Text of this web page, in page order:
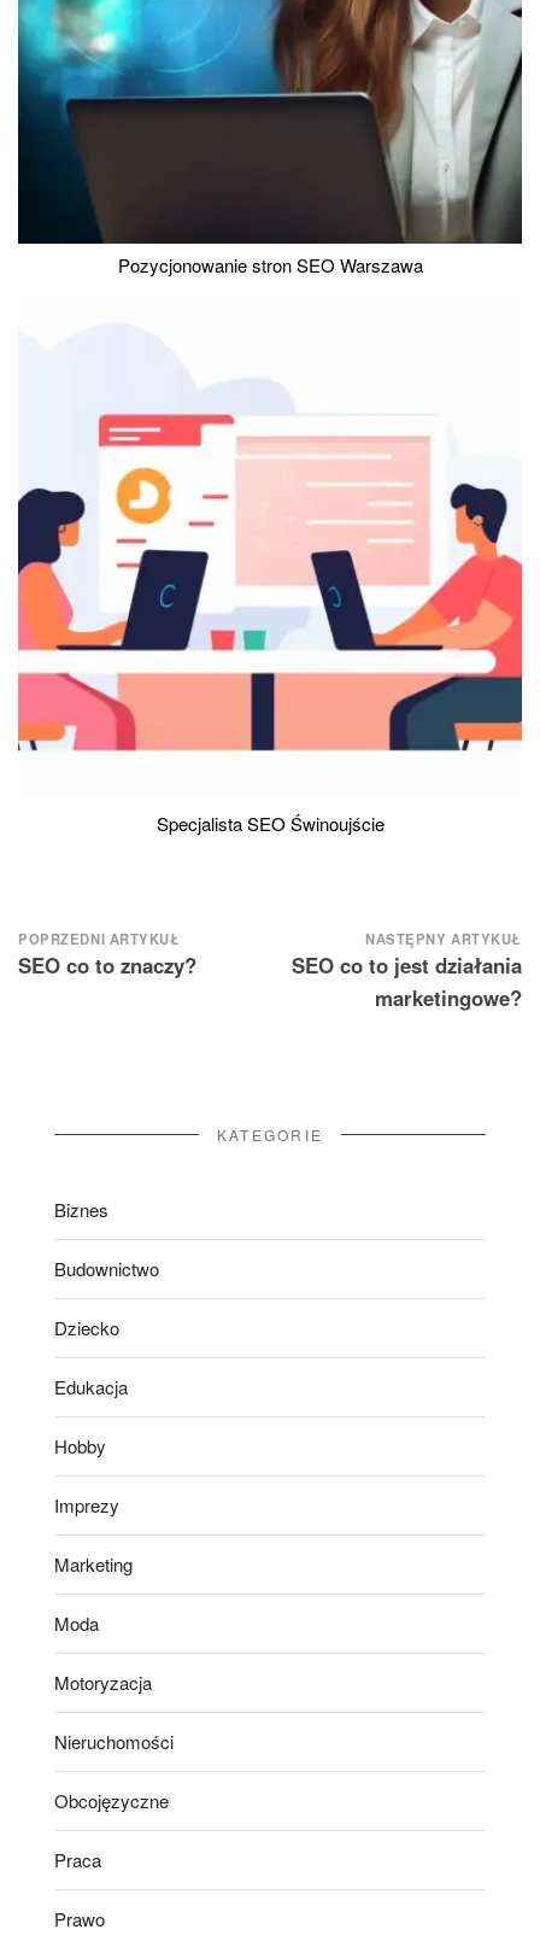
Pozycjonowanie stron SEO Warszawa
Specjalista SEO Świnoujście
Nawigacja
wpisu
POPRZEDNI ARTYKUŁ
SEO co to znaczy?
NASTĘPNY ARTYKUŁ
SEO co to jest działania
marketingowe?
KATEGORIE
Biznes
Budownictwo
Dziecko
Edukacja
Hobby
Imprezy
Marketing
Moda
Motoryzacja
Nieruchomości
Obcojęzyczne
Praca
Prawo